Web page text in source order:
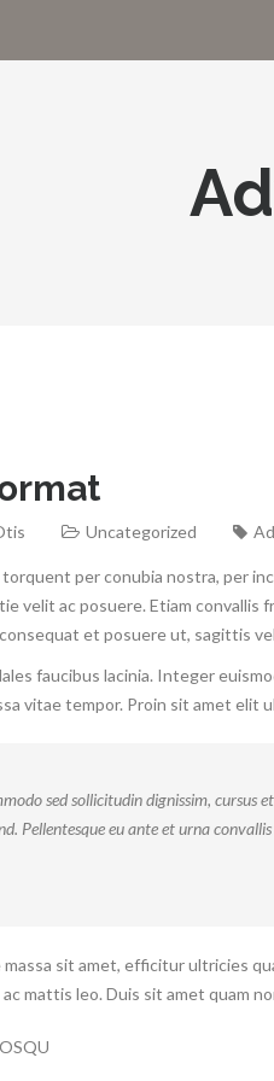
Uncategorized
per conubia nostra, per
velit ac posuere. Etiam convallis
et posuere ut, sagittis
faucibus lacinia. Integer
vitae tempor. Proin sit amet elit
sed sollicitudin dignissim, cursus
Pellentesque eu ante et urna
sit amet, efficitur ultricies
mattis leo. Duis sit amet quam